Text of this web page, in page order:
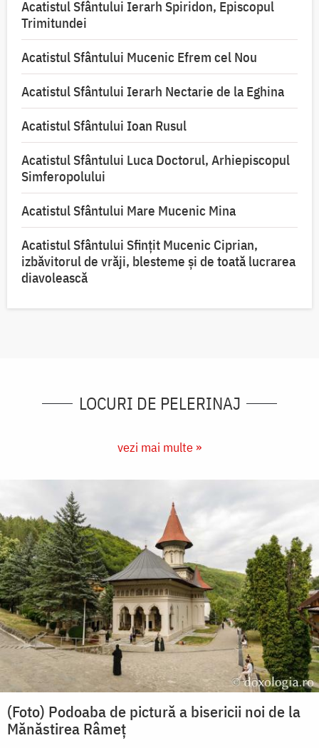
Acatistul Sfântului Ierarh Spiridon, Episcopul
Trimitundei
Acatistul Sfântului Mucenic Efrem cel Nou
Acatistul Sfântului Ierarh Nectarie de la Eghina
Acatistul Sfântului Ioan Rusul
Acatistul Sfântului Luca Doctorul, Arhiepiscopul
Simferopolului
Acatistul Sfântului Mare Mucenic Mina
Acatistul Sfântului Sfințit Mucenic Ciprian,
izbăvitorul de vrăji, blesteme și de toată lucrarea
diavolească
LOCURI DE PELERINAJ
vezi mai multe »
(Foto) Podoaba de pictură a bisericii noi de la
Mănăstirea Râmeț